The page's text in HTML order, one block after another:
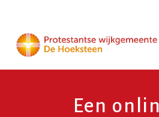
Een